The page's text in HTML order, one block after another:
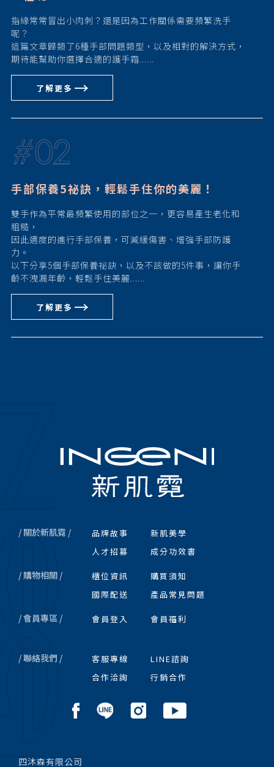
指緣常常冒出小肉刺？還是因為工作關係需要頻繁洗手
呢？
這篇文章歸類了6種手部問題類型，以及相對的解決方式，
期待能幫助你選擇合適的護手霜......
了解更多
#02
手部保養5祕訣，輕鬆手住你的美麗！
雙手作為平常最頻繁使用的部位之一，更容易產生老化和
粗糙，
因此適度的進行手部保養，可減緩傷害、增強手部防護
力。
以下分享5個手部保養祕訣，以及不該做的5件事，讓你手
齡不洩漏年齡，輕鬆手住美麗......
了解更多
/ 關於新肌霓 / 品牌故事
新肌美學
人才招募
成分功效書
/ 購物相關 / 櫃位資訊
購買須知
國際配送
產品常見問題
/ 會員專區 / 會員登入 會員福利
/ 聯絡我們 / 客服專線
LINE諮詢
合作洽詢
行銷合作
四沐森有限公司